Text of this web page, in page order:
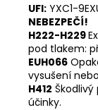
UFI: YXC1-
NEBEZPEČÍ!
H222-H229
pod tlakem:
EUH066
vysušení
H412
účinky.